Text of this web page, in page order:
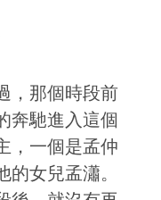
，那個時段前
奔馳進入這個
，一個是孟仲
女兒孟瀟。